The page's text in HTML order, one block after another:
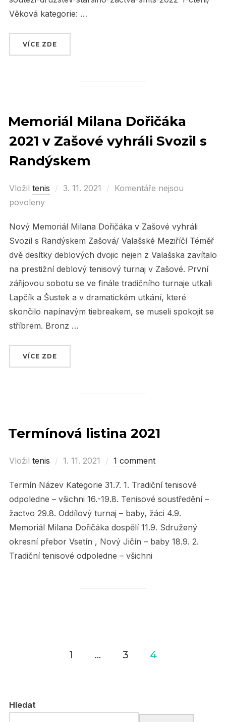
Věková kategorie: …
VÍCE ZDE
Memoriál Milana Dořičáka
2021 v Zašové vyhráli Svozil s
Randýskem
Vložil tenis
Posted
3. 11. 2021
Komentáře nejsou
povoleny
Nový Memoriál Milana Dořičáka v Zašové vyhráli
Svozil s Randýskem Zašová/ Valašské Meziříčí Téměř
dvě desítky deblových dvojic nejen z Valašska zavítalo
na prestižní deblový tenisový turnaj v Zašové. První
zářijovou sobotu se ve finále tradičního turnaje utkali
Lapčík a Šustek a v dramatickém utkání, které
skončilo napínavým tiebreakem, se museli spokojit se
stříbrem. Bronz …
VÍCE ZDE
Termínová listina 2021
Vložil tenis
Posted
1. 11. 2021 1 comment
Termín Název Kategorie 31.7. 1. Tradiční tenisové
odpoledne – všichni 16.-19.8. Tenisové soustředění –
žactvo 29.8. Oddílový turnaj – baby, žáci 4.9.
Memoriál Milana Dořičáka dospělí 11.9. Sdružený
okresní přebor Vsetín , Nový Jičín – baby 18.9. 2.
Tradiční tenisové odpoledne – všichni
příspěvky
1 … 3 4
Hledat